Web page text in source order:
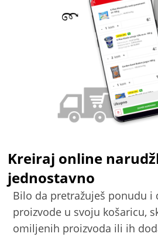
Kreiraj online
jednostavno
Bilo da pretražuješ ponudu i
proizvode u svoju košaricu,
omiljenih proizvoda ili ih